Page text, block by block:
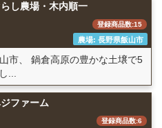
し農場・木内順一
登録商品数:15
農場: 長野県飯山市
市、 鍋倉高原の豊かな土壌で5
...
ファーム
登録商品数:6